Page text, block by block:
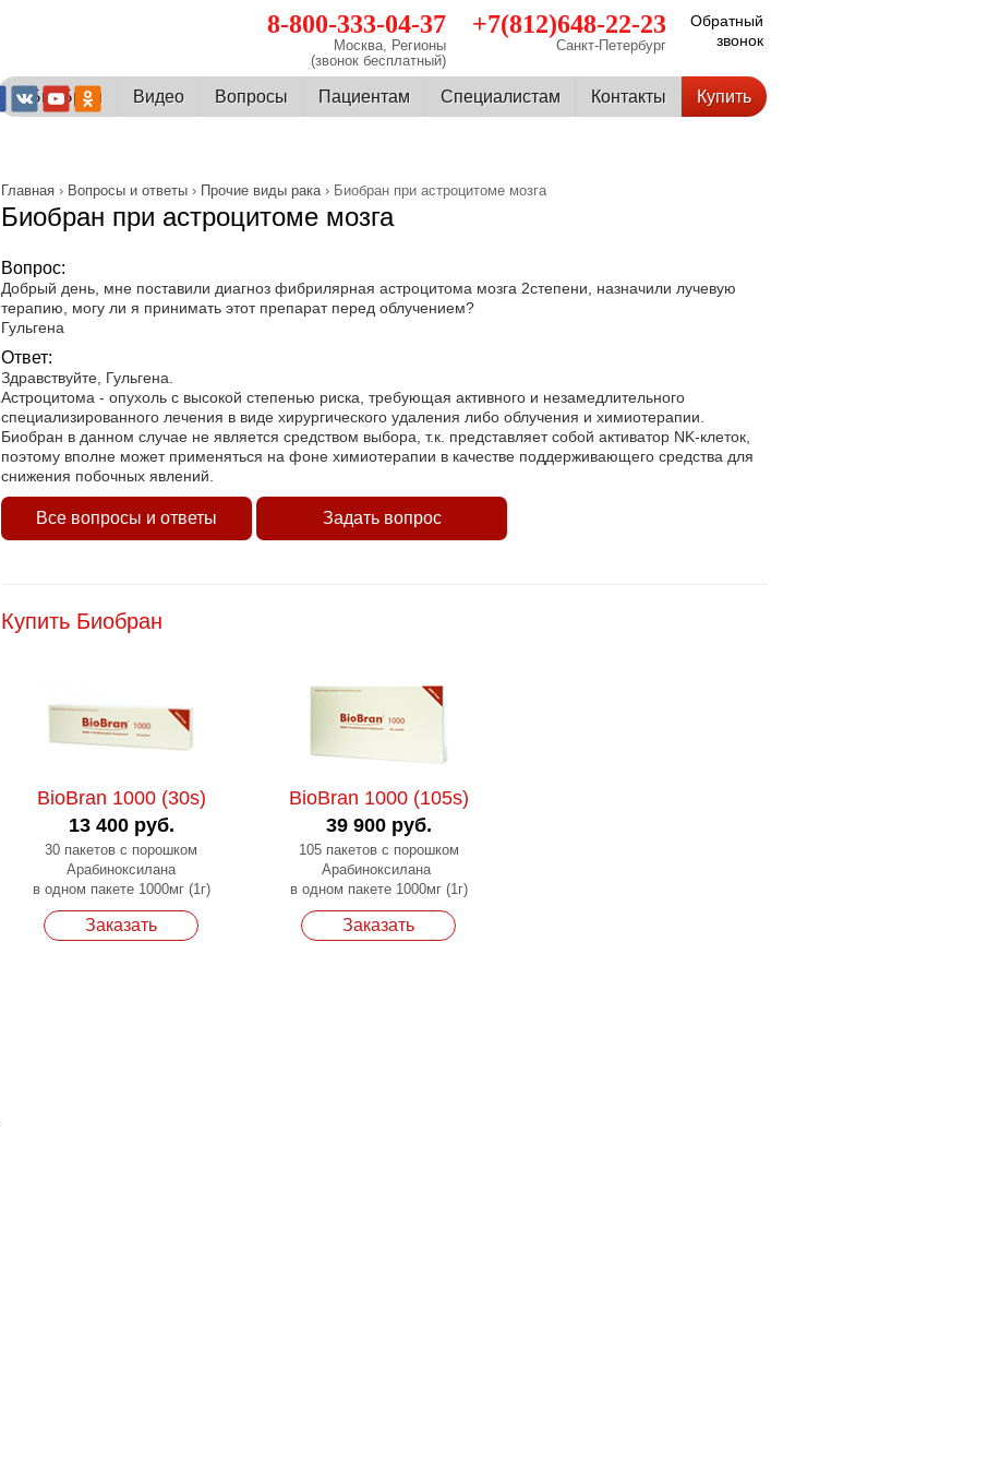
Обратный
звонок
+7(812)648-22-23
Санкт-Петербург
8-800-333-04-37
Москва, Регионы
(звонок бесплатный)
О БиоБран Видео Вопросы Пациентам Cпециалистам Контакты Купить
Главная › Вопросы и ответы › Прочие виды рака› Биобран при астроцитоме мозга
Биобран при астроцитоме мозга
Вопрос:
Добрый день, мне поставили диагноз фибрилярная астроцитома мозга 2степени, назначили лучевую
терапию, могу ли я принимать этот препарат перед облучением?
Гульгена
Ответ:
Здравствуйте, Гульгена.
Астроцитома - опухоль с высокой степенью риска, требующая активного и незамедлительного
специализированного лечения в виде хирургического удаления либо облучения и химиотерапии.
Биобран в данном случае не является средством выбора, т.к. представляет собой активатор NK-клеток,
поэтому вполне может применяться на фоне химиотерапии в качестве поддерживающего средства для
снижения побочных явлений.
Все вопросы и ответы Задать вопрос
Купить Биобран
BioBran 1000 (30s)
13 400 руб.
30 пакетов с порошком
Арабиноксилана
в одном пакете 1000мг (1г)
Заказать
BioBran 1000 (105s)
39 900 руб.
105 пакетов с порошком
Арабиноксилана
в одном пакете 1000мг (1г)
Заказать